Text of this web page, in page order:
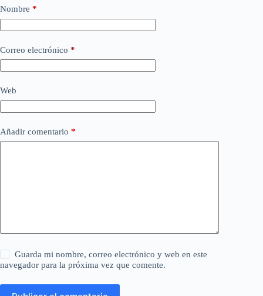
Nombre *
Correo electrónico *
Web
Añadir comentario *
Guarda mi nombre, correo electrónico y web en este
navegador para la próxima vez que comente.